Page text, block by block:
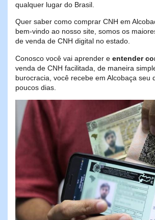
qualquer lugar do Brasil.
Quer saber como comprar CNH em
bem-vindo ao nosso site, somos os
de venda de CNH digital no estado.
Conosco você vai aprender e entender
venda de CNH facilitada, de maneira
burocracia, você recebe em Alcobaça seu
poucos dias.